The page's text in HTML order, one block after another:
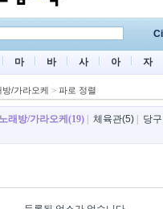
마 바 사 아 자
방/가라오케 > 파로 정렬
노래방/가라오케(19) 체육관(5)
당